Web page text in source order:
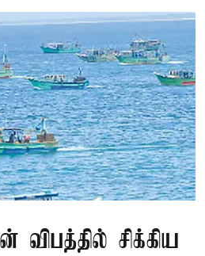
விபத்தில் சிக்கிய